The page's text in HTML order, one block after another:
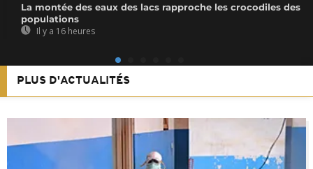
La montée des eaux des lacs rapproche les crocodiles des
populations
Il y a 16 heures
PLUS D'ACTUALITÉS